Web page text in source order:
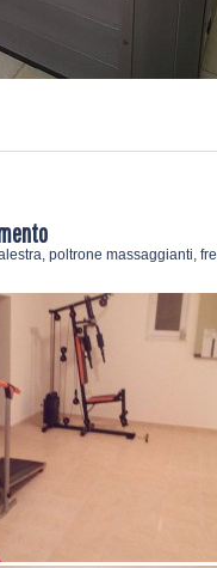
poltrone massaggianti,